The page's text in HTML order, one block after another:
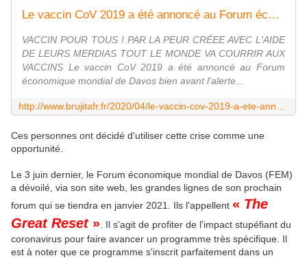
Le vaccin CoV 2019 a été annoncé au Forum économique mondial de Davos bien avant l'alerte de pandémie par l'OMS - MOINS de BIENS PLUS de LIENS
VACCIN POUR TOUS ! PAR LA PEUR CRÉEE AVEC L'AIDE
DE LEURS MERDIAS TOUT LE MONDE VA COURRIR AUX
VACCINS Le vaccin CoV 2019 a été annoncé au Forum
économique mondial de Davos bien avant l'alerte...
Ces personnes ont décidé d'utiliser cette crise comme une
opportunité.
Le 3 juin dernier, le Forum économique mondial de Davos (FEM)
a dévoilé, via son site web, les grandes lignes de son prochain
forum qui se tiendra en janvier 2021. Ils l'appellent « The
Great Reset» Il s'agit de profiter de l'impact stupéfiant du
coronavirus pour faire avancer un programme très spécifique. Il
est à noter que ce programme s'inscrit parfaitement dans un